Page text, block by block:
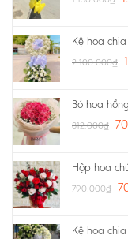
Kệ hoa
2.100.000₫
Bó hoa
812.000₫
Hộp hoa
790.000₫
Kệ hoa